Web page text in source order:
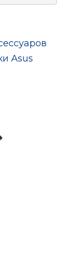
Asus